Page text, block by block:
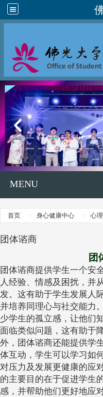
MENU
首页 身心健康中心 心
团体谘商
团
团体谘商提供学生一个安
人经验、情感及困扰，并
发。这有助于学生发展人
并培养同理心与社交能力
少学生的孤立感，让他们
面临类似问题，这有助于
外，团体谘商还能提供学
体互动，学生可以学习如
对压力及发展更健康的应
的主要目的在于促进学生
感，并帮助他们更好地应